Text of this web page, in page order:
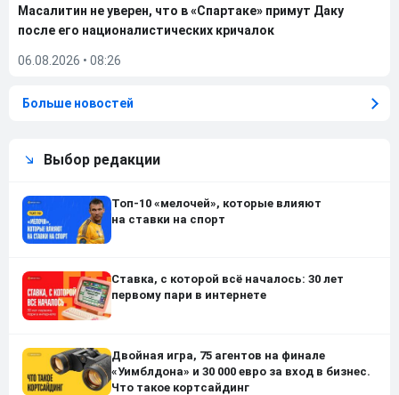
Масалитин не уверен, что в «Спартаке» примут Даку
после его националистических кричалок
06.08.2026 • 08:26
Больше новостей
Выбор редакции
Топ-10 «мелочей», которые влияют
на ставки на спорт
Ставка, с которой всё началось: 30 лет
первому пари в интернете
Двойная игра, 75 агентов на финале
«Уимблдона» и 30 000 евро за вход в бизнес.
Что такое кортсайдинг